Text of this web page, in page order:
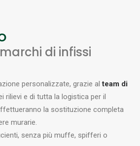
di infissi
personalizzate, grazie alteam di
rilievi e di tutta la logistica per il
la sostituzione completa
murarie.
senza più muffe, spifferi o